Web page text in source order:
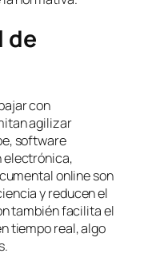
de
con
agilizar
software
electrónica,
online son
y reducen el
también facilita el
tiempo real, algo